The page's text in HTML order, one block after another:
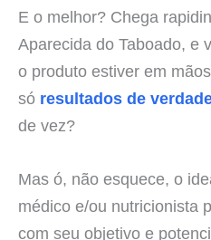
E o melhor? Chega
Aparecida do Taboado, e
o produto estiver em
só resultados de
de vez?
Mas ó, não esquece, o
médico e/ou nutricionista
com seu objetivo e